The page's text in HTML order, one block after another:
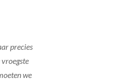
precies
we